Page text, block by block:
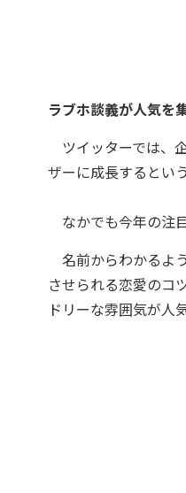
ラブホ談義が人気を
ツイッターでは、
ザーに成長するとい
なかでも今年の注
名前からわかるよ
させられる恋愛のコ
ドリーな雰囲気が人